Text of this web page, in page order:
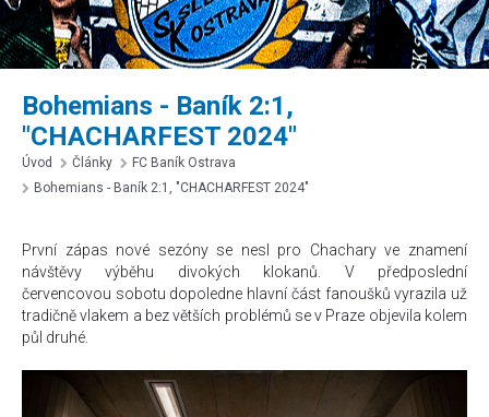
Bohemians - Baník 2:1,
"CHACHARFEST 2024"
Úvod Články
FC Baník Ostrava
Bohemians - Baník 2:1, "CHACHARFEST 2024"
První zápas nové sezóny se nesl pro Chachary ve znamení
návštěvy výběhu divokých klokanů. V předposlední
červencovou sobotu dopoledne hlavní část fanoušků vyrazila už
tradičně vlakem a bez větších problémů se v Praze objevila kolem
půl druhé.